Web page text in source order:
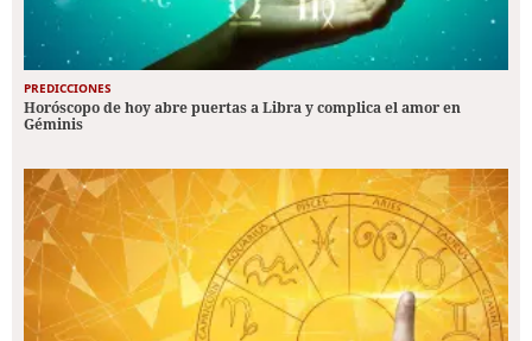
PREDICCIONES
Horóscopo de hoy abre puertas a Libra y complica el amor en
Géminis